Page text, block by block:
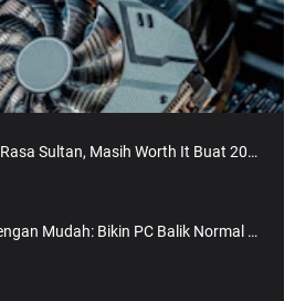
RX 580 VGA Jadul Rasa Sultan, Masih Worth It Buat 2025?
Cara Reset BIOS dengan Mudah: Bikin PC Balik Normal Lagi!